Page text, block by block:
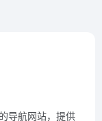
导航网站，提供